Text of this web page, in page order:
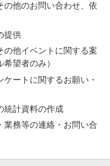
の他のお問い合わせ、依
提供
の他イベントに関する案
望者のみ）
ケートに関するお願い・
統計資料の作成
業務等の連絡・お問い合